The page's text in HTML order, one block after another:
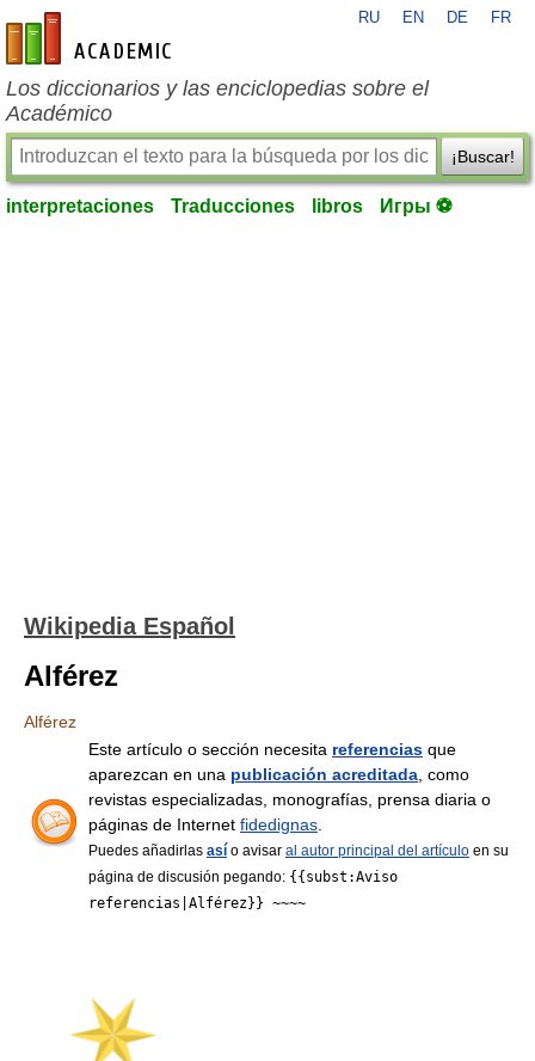
es-academic.com
RU EN DE FR
Los diccionarios y las enciclopedias sobre el
Académico
¡Buscar!
interpretaciones Traducciones libros Игры ⚽
Wikipedia Español
Alférez
Alférez
Este artículo o sección necesita referencias que
aparezcan en una publicación acreditada , como
revistas especializadas, monografías, prensa diaria o
páginas de Internet fidedignas
Puedes añadirlas así o avisar al autor principal del artículo en su
página de discusión pegando: {{subst:Aviso
referencias|Alférez}} ~~~~